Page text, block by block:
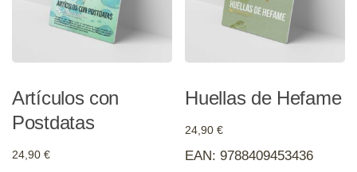
Artículos con
Postdatas
24,90 €
Huellas de Hefame
24,90€
EAN:9788409453436